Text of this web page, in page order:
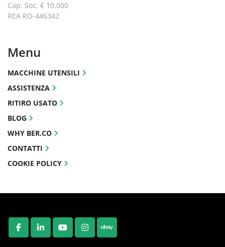
FACEBOOK
LINKEDINYOUTUBEINSTAGRAM
EBAY
Cap. Soc. € 10.000
REA RO-446342
Menu
MACCHINE UTENSILI
ASSISTENZA
RITIRO USATO
BLOG
WHY BER.CO
CONTATTI
COOKIE POLICY